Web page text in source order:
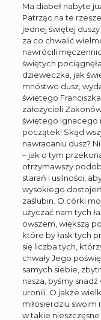
Ma diabeł nabyte
Patrząc na te
jednej świętej
za co chwalić
nawrócili
świętych
dzieweczka, jak
mnóstwo dusz,
świętego
założycieli
świętego Ignacego
początek! Skąd
nawracaniu dusz?
– jak o tym
otrzymawszy
starań i usilności,
wysokiego
zaślubin. O córki
użyczać nam tych
owszem, większą
które by łask tych
się liczba tych,
chwały Jego
samych siebie,
nasza, byśmy
uronili. O jakże
miłosierdziu swoim
w takie